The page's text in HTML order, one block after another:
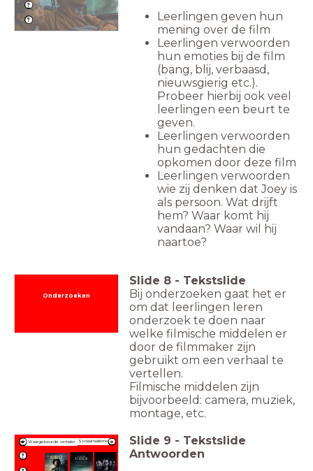
Leerlingen geven hun
mening over de film
Leerlingen verwoorden
hun emoties bij de film
(bang, blij, verbaasd,
nieuwsgierig etc.).
Probeer hierbij ook veel
leerlingen een beurt te
geven.
Leerlingen verwoorden
hun gedachten die
opkomen door deze film
Leerlingen verwoorden
wie zij denken dat Joey is
als persoon. Wat drijft
hem? Waar komt hij
vandaan? Waar wil hij
naartoe?
Onderzoeken
Slide 8 - Tekstslide
Bij onderzoeken gaat het er
om dat leerlingen leren
onderzoek te doen naar
welke filmische middelen er
door de filmmaker zijn
gebruikt om een verhaal te
vertellen.
Filmische middelen zijn
bijvoorbeeld: camera, muziek,
montage, etc.
Waargebeurde verhalen Sociaal realisme Slide 9 - Tekstslide
Antwoorden